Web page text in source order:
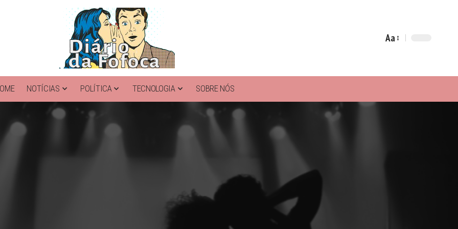
Font
Aa
NOTÍCIAS POLÍTICA TECNOLOGIA SOBRE NÓS